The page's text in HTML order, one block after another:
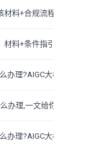
料+合规流程全拆
料+条件指引
办理?AIGC大模型条件
办理,一文给你讲清
办理?AIGC大模型条件